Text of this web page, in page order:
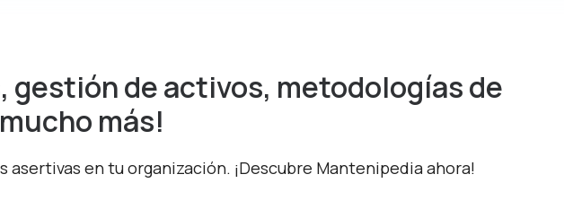
gestión de activos, metodologías de
más!
en tu organización. ¡Descubre Mantenipedia ahora!